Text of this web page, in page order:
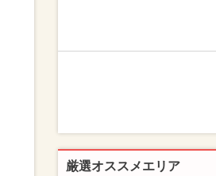
厳選オススメエリア